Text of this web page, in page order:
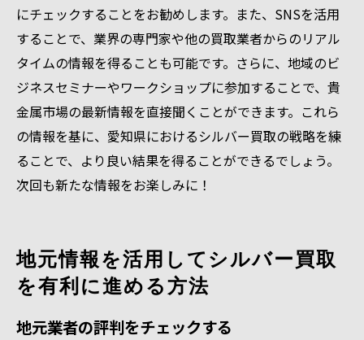
にチェックすることをお勧めします。また、SNSを活用
することで、業界の専門家や他の買取業者からのリアル
タイムの情報を得ることも可能です。さらに、地域のビ
ジネスセミナーやワークショップに参加することで、貴
金属市場の最新情報を直接聞くことができます。これら
の情報を基に、愛知県におけるシルバー買取の戦略を練
ることで、より良い結果を得ることができるでしょう。
次回も新たな情報をお楽しみに！
地元情報を活用してシルバー買取
を有利に進める方法
地元業者の評判をチェックする